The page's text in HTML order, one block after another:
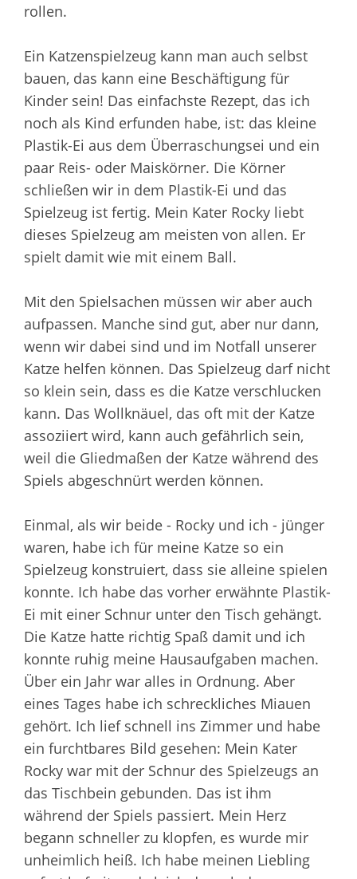
rollen.
Ein Katzenspielzeug kann man auch selbst
bauen, das kann eine Beschäftigung für
Kinder sein! Das einfachste Rezept, das ich
noch als Kind erfunden habe, ist: das kleine
Plastik-Ei aus dem Überraschungsei und ein
paar Reis- oder Maiskörner. Die Körner
schließen wir in dem Plastik-Ei und das
Spielzeug ist fertig. Mein Kater Rocky liebt
dieses Spielzeug am meisten von allen. Er
spielt damit wie mit einem Ball.
Mit den Spielsachen müssen wir aber auch
aufpassen. Manche sind gut, aber nur dann,
wenn wir dabei sind und im Notfall unserer
Katze helfen können. Das Spielzeug darf nicht
so klein sein, dass es die Katze verschlucken
kann. Das Wollknäuel, das oft mit der Katze
assoziiert wird, kann auch gefährlich sein,
weil die Gliedmaßen der Katze während des
Spiels abgeschnürt werden können.
Einmal, als wir beide - Rocky und ich - jünger
waren, habe ich für meine Katze so ein
Spielzeug konstruiert, dass sie alleine spielen
konnte. Ich habe das vorher erwähnte Plastik-
Ei mit einer Schnur unter den Tisch gehängt.
Die Katze hatte richtig Spaß damit und ich
konnte ruhig meine Hausaufgaben machen.
Über ein Jahr war alles in Ordnung. Aber
eines Tages habe ich schreckliches Miauen
gehört. Ich lief schnell ins Zimmer und habe
ein furchtbares Bild gesehen: Mein Kater
Rocky war mit der Schnur des Spielzeugs an
das Tischbein gebunden. Das ist ihm
während der Spiels passiert. Mein Herz
begann schneller zu klopfen, es wurde mir
unheimlich heiß. Ich habe meinen Liebling